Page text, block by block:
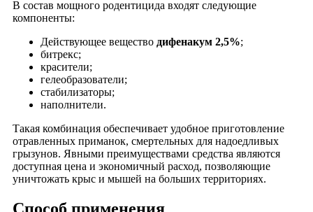
В состав мощного родентицида входят следующие
компоненты:
Действующее вещество дифенакум 2,5%;
битрекс;
красители;
гелеобразователи;
стабилизаторы;
наполнители.
Такая комбинация обеспечивает удобное приготовление
отравленных приманок, смертельных для надоедливых
грызунов. Явными преимуществами средства являются
доступная цена и экономичный расход, позволяющие
уничтожать крыс и мышей на больших территориях.